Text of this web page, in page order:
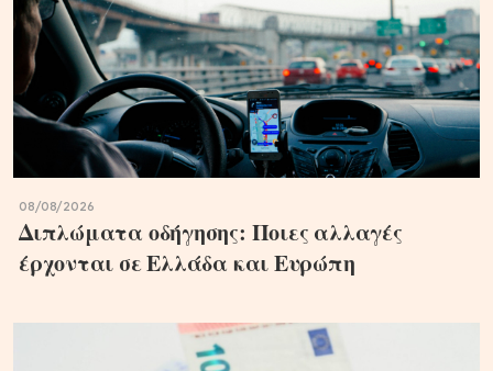
08/08/2026
Διπλώματα οδήγησης: Ποιες αλλαγές
έρχονται σε Ελλάδα και Ευρώπη